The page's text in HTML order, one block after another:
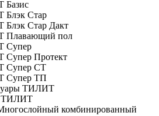
Стар
Стар Дакт
Плавающий пол
Супер
Протект
Супер СТ
Супер ТП
ТИЛИТ
ТИЛИТ
комбинированный